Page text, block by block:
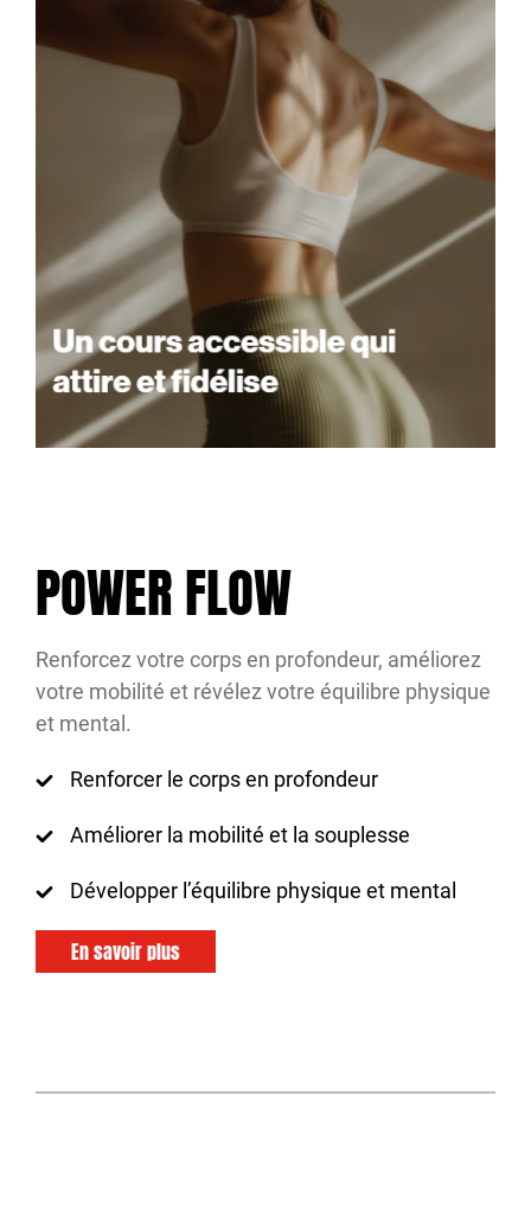
POWER FLOW
Renforcez votre corps en profondeur, améliorez
votre mobilité et révélez votre équilibre physique
et mental.
Renforcer le corps en profondeur
Améliorer la mobilité et la souplesse
Développer l’équilibre physique et mental
En savoir plus